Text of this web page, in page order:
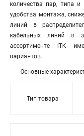
количества пар, типа
удобства монтажа,
линий в
кабельных линий в
ассортименте ITK
вариантов.
Основные
Тип товара